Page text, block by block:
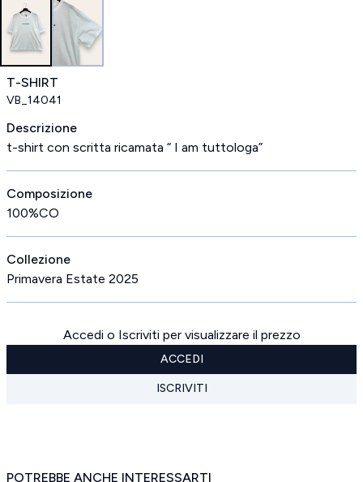
T-SHIRT
VB_14041
Descrizione
t-shirt con scritta ricamata “ I am tuttologa”
Composizione
100%CO
Collezione
Primavera Estate 2025
Accedi o Iscriviti per visualizzare il prezzo
ACCEDI
ISCRIVITI
POTREBBE ANCHE INTERESSARTI